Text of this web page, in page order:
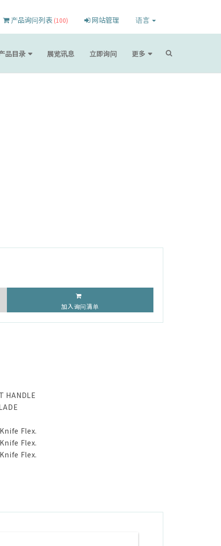
产品询问列表 (100) 网站管理 语言
品目录 展览讯息 立即询问 更多
加入询问清单
HANDLE
Flex.
Flex.
Flex.